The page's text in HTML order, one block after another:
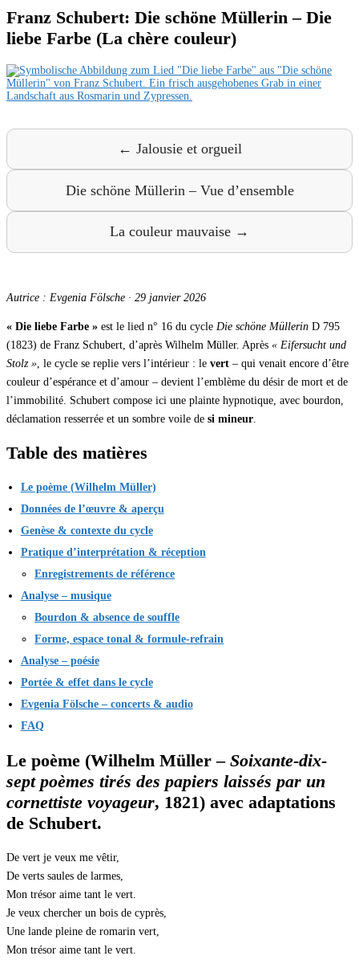
Franz Schubert: Die schöne Müllerin – Die
liebe Farbe (La chère couleur)
← Jalousie et orgueil
Die schöne Müllerin – Vue d’ensemble
La couleur mauvaise →
Autrice : Evgenia Fölsche · 29 janvier 2026
« Die liebe Farbe » est le lied n° 16 du cycle Die schöne Müllerin D 795
(1823) de Franz Schubert, d’après Wilhelm Müller. Après « Eifersucht und
Stolz » , le cycle se replie vers l’intérieur : le vert – qui venait encore d’être
couleur d’espérance et d’amour – devient l’emblème du désir de mort et de
l’immobilité. Schubert compose ici une plainte hypnotique, avec bourdon,
déclamation resserrée et un sombre voile de si mineur
Table des matières
Le poème (Wilhelm Müller)
Données de l’œuvre & aperçu
Genèse & contexte du cycle
Pratique d’interprétation & réception
Enregistrements de référence
Analyse – musique
Bourdon & absence de souffle
Forme, espace tonal & formule-refrain
Analyse – poésie
Portée & effet dans le cycle
Evgenia Fölsche – concerts & audio
FAQ
Le poème (Wilhelm Müller – Soixante-dix-
sept poèmes tirés des papiers laissés par un
cornettiste voyageur, 1821) avec adaptations
de Schubert.
De vert je veux me vêtir,
De verts saules de larmes,
Mon trésor aime tant le vert.
Je veux chercher un bois de cyprès,
Une lande pleine de romarin vert,
Mon trésor aime tant le vert.